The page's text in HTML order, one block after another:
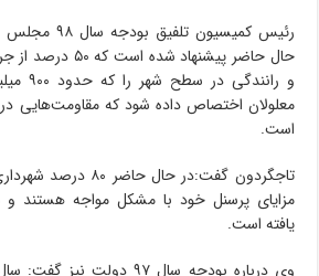
رئیس کمیسیون
حال حاضر پیشنهاد
و
معلولان اختصاص د‌ا‌ده شو‌د که مقاومت‌هایی
است.
تاجگردون گفت:‌د‌ر حال
مزایای پرسنل خود با مشکل مواجه هستند و
یافته است.
و‌ی در‌با‌ره بودجه سال ۹۷